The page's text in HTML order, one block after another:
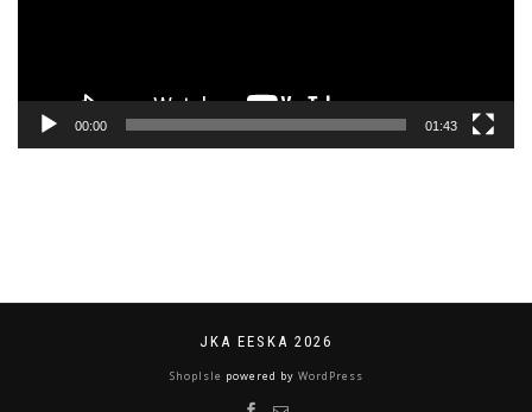
00:00 01:43
JKA EESKA 2026
ShopIsle powered by WordPress